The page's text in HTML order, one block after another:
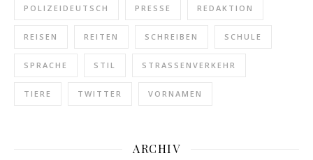
POLIZEIDEUTSCH PRESSE REDAKTION
REISEN REITEN SCHREIBEN SCHULE
SPRACHE STIL STRASSENVERKEHR
TIERE TWITTER VORNAMEN
ARCHIV